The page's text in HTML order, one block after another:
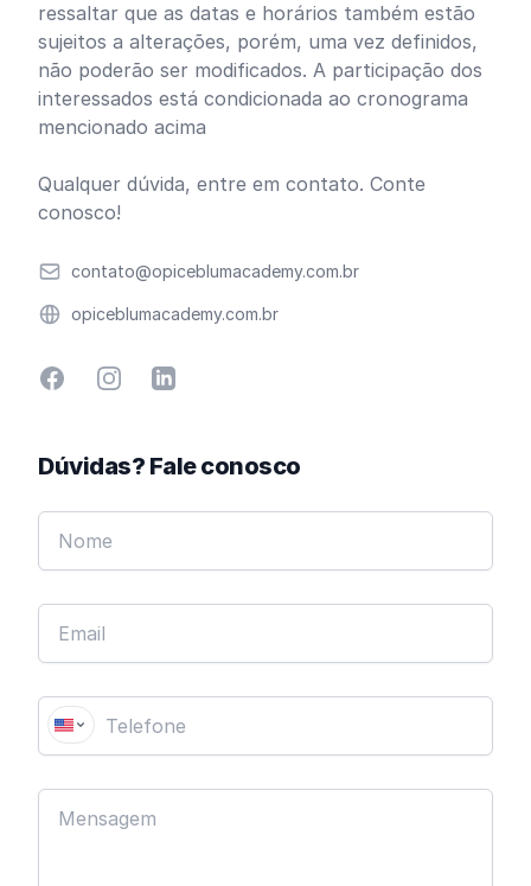
ressaltar que as datas e horários também estão
sujeitos a alterações, porém, uma vez definidos,
não poderão ser modificados. A participação dos
interessados está condicionada ao cronograma
mencionado acima
Qualquer dúvida, entre em contato. Conte
conosco!
Emailcontato@opiceblumacademy.com.br
Websiteopiceblumacademy.com.br
FacebookInstagramLinkedin
Dúvidas? Fale conosco